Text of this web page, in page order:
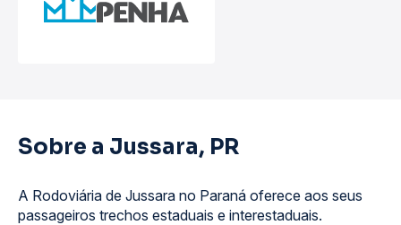
Sobre a Jussara, PR
A Rodoviária de Jussara no Paraná oferece aos seus
passageiros trechos estaduais e interestaduais.